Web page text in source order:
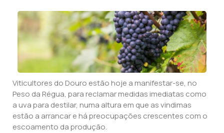
Viticultores do Douro estão hoje a manifestar-se, no
Peso da Régua, para reclamar medidas imediatas como
a uva para destilar, numa altura em que as vindimas
estão a arrancar e há preocupações crescentes com o
escoamento da produção.